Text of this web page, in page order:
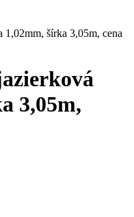
šírka 3,05m, cena
3,05m,